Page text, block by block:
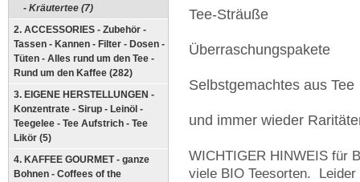
- Kräutertee (7)
2. ACCESSORIES - Zubehör -
Tassen - Kannen - Filter - Dosen -
Tüten - Alles rund um den Tee -
Rund um den Kaffee (282)
3. EIGENE HERSTELLUNGEN -
Konzentrate - Sirup - Leinöl -
Teegelee - Tee Aufstrich - Tee
Likör (5)
4. KAFFEE GOURMET - ganze
Bohnen - Coffees of the
Tee-Sträuße
Überraschungspakete
Selbstgemachtes aus Tee
und immer wieder
WICHTIGER HINWEIS für
viele BIO Teesorten.